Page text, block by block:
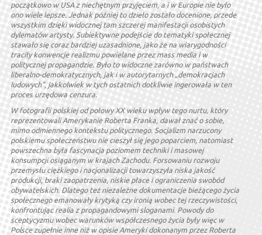
początkowo w USA z niechętnym przyjęciem, a i w Europie nie było
ono wiele lepsze. Jednak później to dzieło zostało docenione, przede
wszystkim dzięki widocznej tam szczerej manifestacji osobistych
dylematów artysty. Subiektywne podejście do tematyki społecznej
stawało się coraz bardziej uzasadnione, jako że na wiarygodności
traciły konwencje realizmu powielane przez mass media i w
politycznej propagandzie. Było to widoczne zarówno w państwach
liberalno-demokratycznych, jak i w autorytarnych „demokracjach
ludowych”, jakkolwiek w tych ostatnich dotkliwie ingerowała w ten
proces urzędowa cenzura.
W fotografii polskiej od połowy XX wieku wpływ tego nurtu, który
reprezentowali Amerykanie Roberta Franka, dawał znać o sobie,
mimo odmiennego kontekstu politycznego. Socjalizm narzucony
polskiemu społeczeństwu nie cieszył się jego poparciem, natomiast
powszechna była fascynacja poziomem techniki i masowej
konsumpcji osiąganym w krajach Zachodu. Forsowaniu rozwoju
przemysłu ciężkiego i nacjonalizacji towarzyszyła niska jakość
produkcji, braki zaopatrzenia, niskie płace i ograniczenia swobód
obywatelskich. Dlatego też niezależne dokumentacje bieżącego życia
społecznego emanowały krytyką czy ironią wobec tej rzeczywistości,
konfrontując realia z propagandowymi sloganami. Powody do
sceptycyzmu wobec warunków współczesnego życia były więc w
Polsce zupełnie inne niż w opisie Ameryki dokonanym przez Roberta